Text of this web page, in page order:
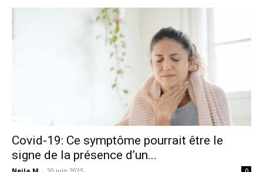
Covid-19: Ce symptôme pourrait être le
signe de la présence d’un...